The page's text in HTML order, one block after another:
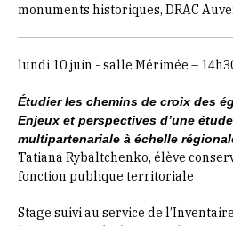
monuments historiques, DRAC
lundi 10 juin - salle Mérimée –
Étudier les chemins de croix des
Enjeux et perspectives d’une
multipartenariale à échelle
Tatiana Rybaltchenko, élève
fonction publique territoriale
Stage suivi au service de